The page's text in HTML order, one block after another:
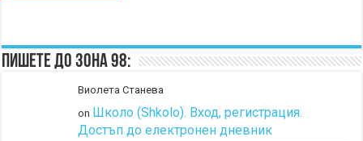
Пишете до Зона 98:
Виолета Станева
on Школо (Shkolo). Вход, регистрация.
Достъп до електронен дневник